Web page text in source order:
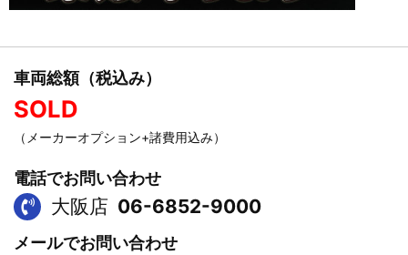
車両総額（税込み）
SOLD
（メーカーオプション+諸費用込み）
電話でお問い合わせ
大阪店 06-6852-9000
メールでお問い合わせ